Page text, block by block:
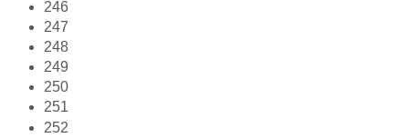
246
247
248
249
250
251
252